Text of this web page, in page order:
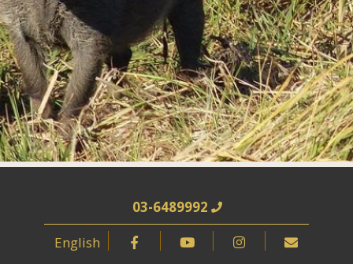
03-6489992
English